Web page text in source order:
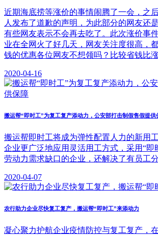
近期海底捞等涨价的事情闹腾了一会，之
人发布了道歉的声明，为此部分的网友还
有些网友表示不会再去吃了。此次涨价事
业在全网火了好几天，网友关注度很高，
钱的优惠各位网友不想领吗？比较省钱比
2020-04-16
搬运帮“即时工”为复工复产添动力，公安部打击制假售假提供
搬运帮即时工将成为弹性配置人力的新用
企业更广泛地应用灵活用工方式，采用“即
劳动力需求缺口的企业，还解决了有员工
2020-04-07
农行助力企业尽快复工复产，搬运帮“即时工”来添动力
凝心聚力护航企业疫情防控与复工复产，